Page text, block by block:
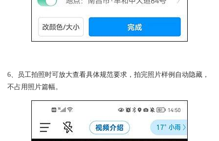
6、员工拍照时可放大查看具体规范要求，拍完照片样例自动隐藏，
不占用照片篇幅。